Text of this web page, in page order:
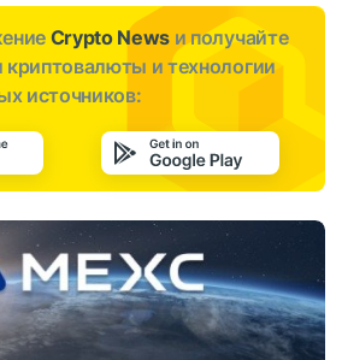
Crypto News и получайте
и технологии
источников: